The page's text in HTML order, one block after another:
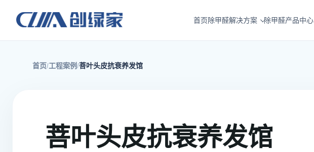
首页除甲醛解决方案 除甲醛产品中心
首页 工程案例 菩叶头皮抗衰养发馆
菩叶头皮抗衰养发馆